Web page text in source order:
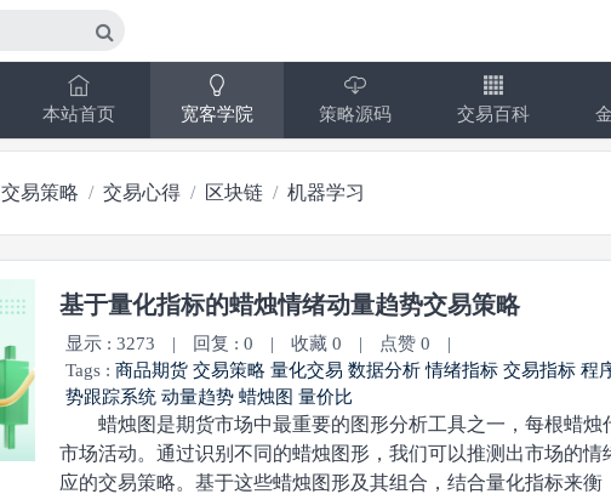
本站首页 宽客学院 策略源码 交易百科
交易策略 交易心得 区块链 机器学习
基于量化指标的蜡烛情绪动量趋势交易策略
显示 : 3273 | 回复 : 0 | 收藏 0 | 点赞 0
|
Tags : 商品期货 交易策略 量化交易 数据分析 情绪指标 交易指标 程
势跟踪系统 动量趋势 蜡烛图 量价比
蜡烛图是期货市场中最重要的图形分析工具之一，每根蜡烛
市场活动。通过识别不同的蜡烛图形，我们可以推测出市场的情
应的交易策略。基于这些蜡烛图形及其组合，结合量化指标来衡